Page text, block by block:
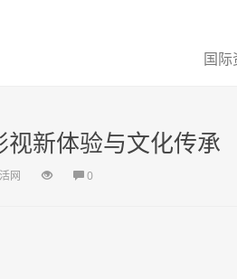
国际
新体验与文化传承
网 0